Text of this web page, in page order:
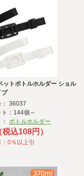
ットボトルホルダー ショル
プ
： 36037
：144個～
ボトルホルダー
込108円）
0％以上引